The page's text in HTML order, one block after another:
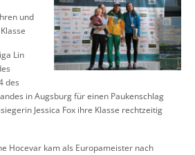
und
Lin
des
in Augsburg für einen Paukenschlag
Jessica Fox ihre Klasse rechtzeitig
Hocevar kam als Europameister nach